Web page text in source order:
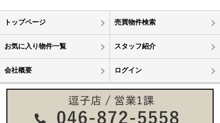
トップページ 売買物件検索
お気に入り物件一覧 スタッフ紹介
会社概要 ログイン